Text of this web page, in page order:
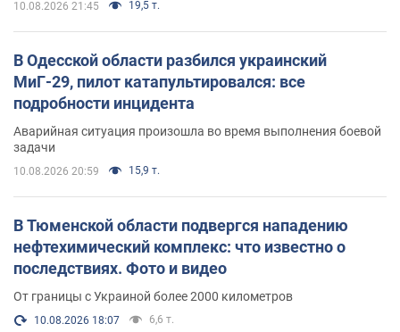
10.08.2026 21:45 19,5 т.
В Одесской области разбился украинский
МиГ-29, пилот катапультировался: все
подробности инцидента
Аварийная ситуация произошла во время выполнения боевой
задачи
10.08.2026 20:59 15,9 т.
В Тюменской области подвергся нападению
нефтехимический комплекс: что известно о
последствиях. Фото и видео
От границы с Украиной более 2000 километров
10.08.2026 18:07 6,6 т.